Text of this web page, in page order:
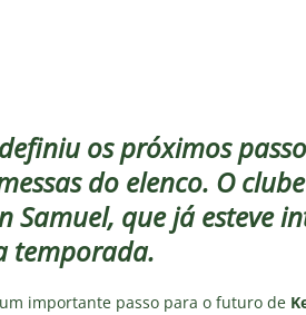
de 2026 ] Mais um vexame! Fluminense
2026
NOTÍCIAS
de 2026 ] Fortaleza X Palmeiras —
os próximos
do elenco. O
Samuel, que já esteve
temporada.
importante passo para o futuro de